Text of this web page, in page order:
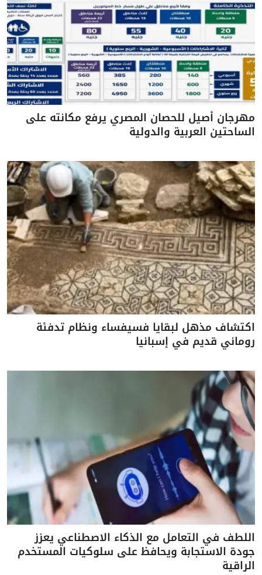
مهرجان أصيل للحصان المصري يرفع مكانته على
الساحتين العربية والدولية
اكتشاف مذهل لبقايا فسيفساء ونظام تدفئة
روماني قديم في إسبانيا
اللطف في التعامل مع الذكاء الاصطناعي يعزز
جودة الاستجابة ويحافظ على سلوكيات المستخدم
الراقية